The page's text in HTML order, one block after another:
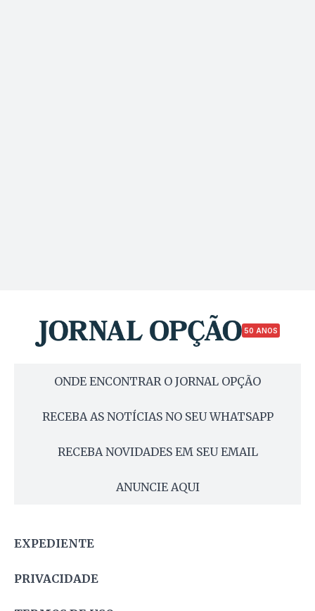
50 ANOS
ONDE ENCONTRAR O JORNAL OPÇÃO
RECEBA AS NOTÍCIAS NO SEU WHATSAPP
RECEBA NOVIDADES EM SEU EMAIL
ANUNCIE AQUI
EXPEDIENTE
PRIVACIDADE